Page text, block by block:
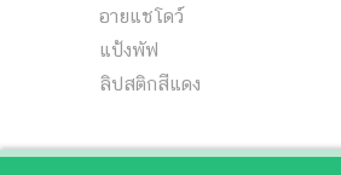
อายแชโดว์
แป้งพัฟ
ลิปสติกสีแดง